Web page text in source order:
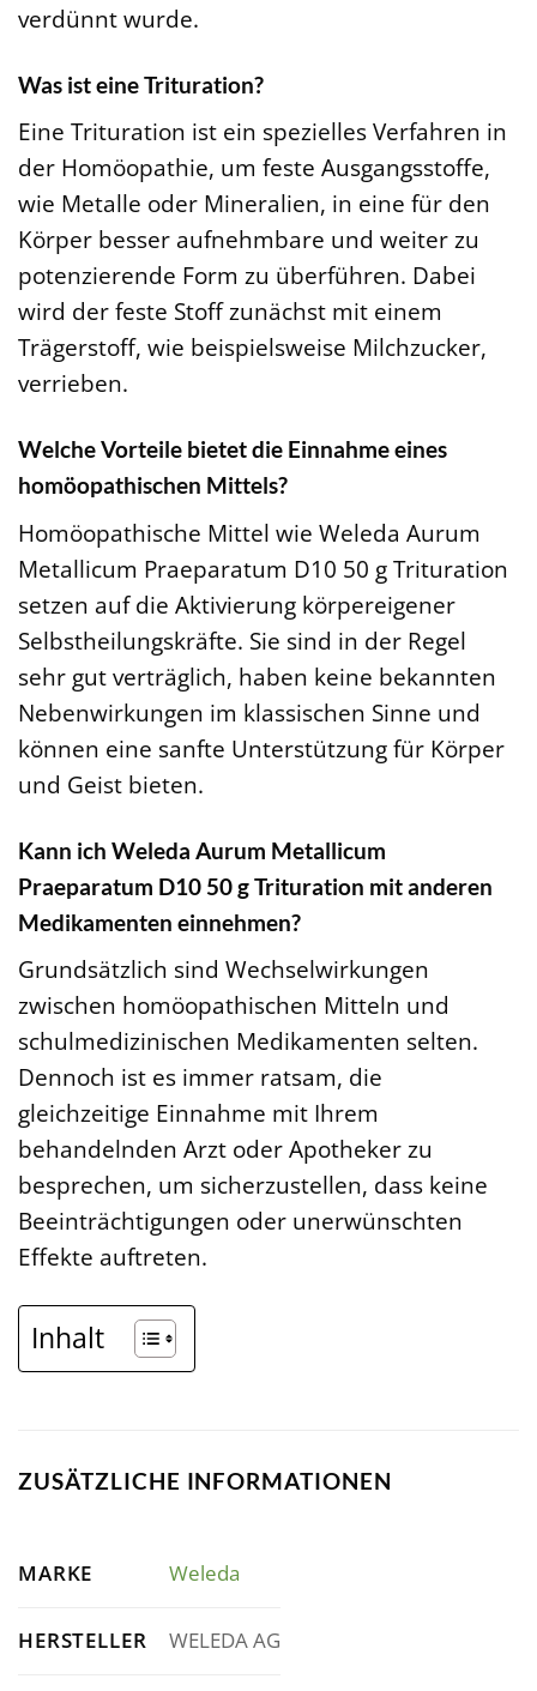
verdünnt wurde.
Was ist eine Trituration?
Eine Trituration ist ein spezielles Verfahren in
der Homöopathie, um feste Ausgangsstoffe,
wie Metalle oder Mineralien, in eine für den
Körper besser aufnehmbare und weiter zu
potenzierende Form zu überführen. Dabei
wird der feste Stoff zunächst mit einem
Trägerstoff, wie beispielsweise Milchzucker,
verrieben.
Welche Vorteile bietet die Einnahme eines
homöopathischen Mittels?
Homöopathische Mittel wie Weleda Aurum
Metallicum Praeparatum D10 50 g Trituration
setzen auf die Aktivierung körpereigener
Selbstheilungskräfte. Sie sind in der Regel
sehr gut verträglich, haben keine bekannten
Nebenwirkungen im klassischen Sinne und
können eine sanfte Unterstützung für Körper
und Geist bieten.
Kann ich Weleda Aurum Metallicum
Praeparatum D10 50 g Trituration mit anderen
Medikamenten einnehmen?
Grundsätzlich sind Wechselwirkungen
zwischen homöopathischen Mitteln und
schulmedizinischen Medikamenten selten.
Dennoch ist es immer ratsam, die
gleichzeitige Einnahme mit Ihrem
behandelnden Arzt oder Apotheker zu
besprechen, um sicherzustellen, dass keine
Beeinträchtigungen oder unerwünschten
Effekte auftreten.
Inhalt
ZUSÄTZLICHE INFORMATIONEN
MARKE Weleda
HERSTELLER WELEDA AG